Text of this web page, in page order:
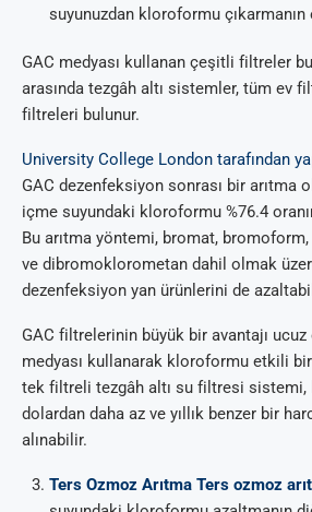
suyunuzdan kloroformu
GAC medyası kullanan çeşitli filtreler
arasında tezgâh altı sistemler, tüm ev
filtreleri bulunur.
University College London tarafından
GAC dezenfeksiyon sonrası bir arıtma
içme suyundaki kloroformu %76.4
Bu arıtma yöntemi, bromat,
ve dibromoklorometan dahil olmak
dezenfeksiyon yan ürünlerini de
GAC filtrelerinin büyük bir avantajı ucuz
medyası kullanarak kloroformu etkili
tek filtreli tezgâh altı su filtresi sistemi,
dolardan daha az ve yıllık benzer bir
alınabilir.
Ters Ozmoz Arıtma Ters ozmoz